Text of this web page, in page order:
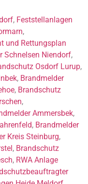
, Feststellanlagen
,
und Rettungsplan
Schnelsen Niendorf,
Osdorf Lurup,
, Brandmelder
, Brandschutz
,
Ammersbek,
, Brandmelder
Kreis Steinburg,
, Brandschutz
, RWA Anlage